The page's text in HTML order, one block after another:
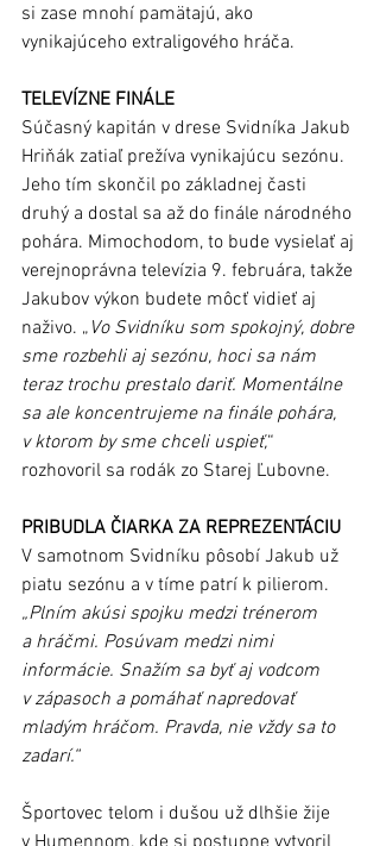
si zase mnohí pamätajú, ako
vynikajúceho extraligového hráča.
TELEVÍZNE FINÁLE
Súčasný kapitán v drese Svidníka Jakub
Hriňák zatiaľ prežíva vynikajúcu sezónu.
Jeho tím skončil po základnej časti
druhý a dostal sa až do finále národného
pohára. Mimochodom, to bude vysielať aj
verejnoprávna televízia 9. februára, takže
Jakubov výkon budete môcť vidieť aj
naživo. „ Vo Svidníku som spokojný, dobre
sme rozbehli aj sezónu, hoci sa nám
teraz trochu prestalo dariť. Momentálne
sa ale koncentrujeme na finále pohára,
v ktorom by sme chceli uspieť,“
rozhovoril sa rodák zo Starej Ľubovne.
PRIBUDLA ČIARKA ZA REPREZENTÁCIU
V samotnom Svidníku pôsobí Jakub už
piatu sezónu a v tíme patrí k pilierom.
„Plním akúsi spojku medzi trénerom
a hráčmi. Posúvam medzi nimi
informácie. Snažím sa byť aj vodcom
v zápasoch a pomáhať napredovať
mladým hráčom. Pravda, nie vždy sa to
zadarí.“
Športovec telom i dušou už dlhšie žije